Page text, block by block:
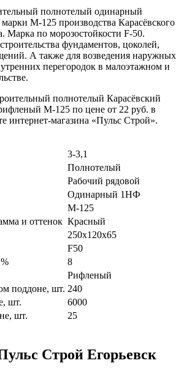
полнотелый одинарный
М-125 производства Карасёвского
Марка по морозостойкости F-50.
фундаментов, цоколей,
А также для возведения наружных
перегородок в малоэтажном и
полнотелый Карасёвский
М-125 по цене от 22 руб. в
интернет-магазина «Пульс Строй».
3-3,1
Полнотелый
Рабочий рядовой
Одинарный 1НФ
М-125
и оттенок Красный
250х120х65
F50
8
Рифленый
поддоне, шт. 240
шт.
6000
шт.
25
Строй Егорьевск